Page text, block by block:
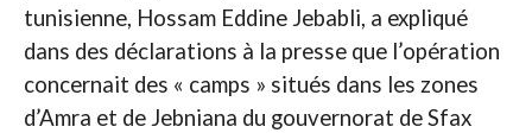
tunisienne, Hossam Eddine Jebabli, a expliqué
dans des déclarations à la presse que l’opération
concernait des « camps » situés dans les zones
d’Amra et de Jebniana du gouvernorat de Sfax